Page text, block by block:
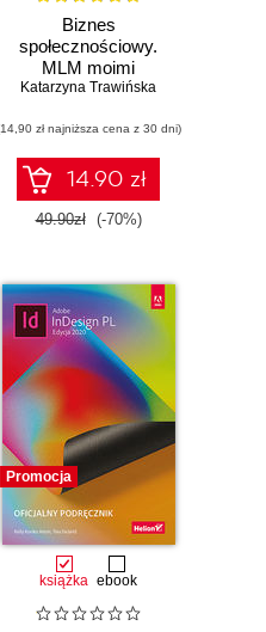
Biznes
społecznościowy.
MLM moimi
oczami (b2b)
Katarzyna Trawińska
zł najniższa cena z 30 dni)
14.90 zł
49.90zł (-70%)
Promocja
książka ebook